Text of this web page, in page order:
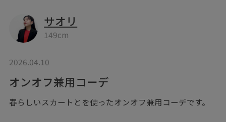
サオリ
149cm
2026.04.10
オンオフ兼用コーデ
春らしいスカートとを使ったオンオフ兼用コーデです。